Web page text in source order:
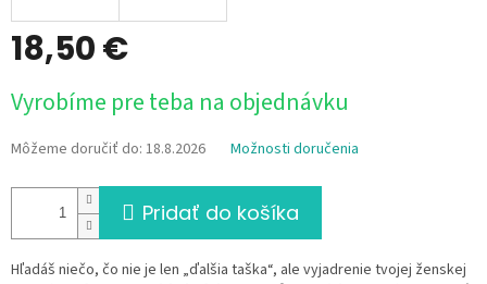
18,50 €
cena:
Vyrobíme pre teba na objednávku
Môžeme doručiť do: 18.8.2026 Možnosti doručenia
Pridať do košíka
Hľadáš niečo, čo nie je len „ďalšia taška“, ale vyjadrenie tvojej ženskej